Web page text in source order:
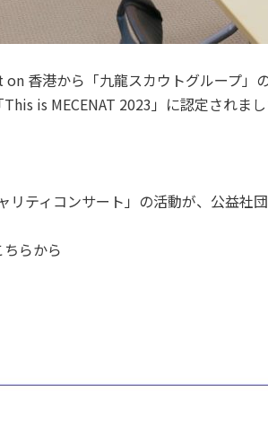
on 香港から「九龍スカウトグループ」
is MECENAT 2023」に認定されま
ティコンサート」の活動が、公益
らから